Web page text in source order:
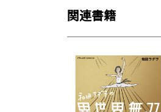
関連書籍